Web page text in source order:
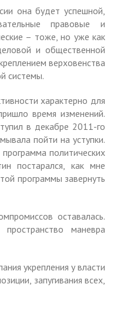
она будет успешной,
правовые и
– тоже, но уже как
и общественной
верховенства
системы.
характерно для
время изменений.
в декабре 2011-го
пойти на уступки.
политических
постарался, как мне
программы завернуть
оставалась.
маневра
укрепления у власти
запугивания всех,